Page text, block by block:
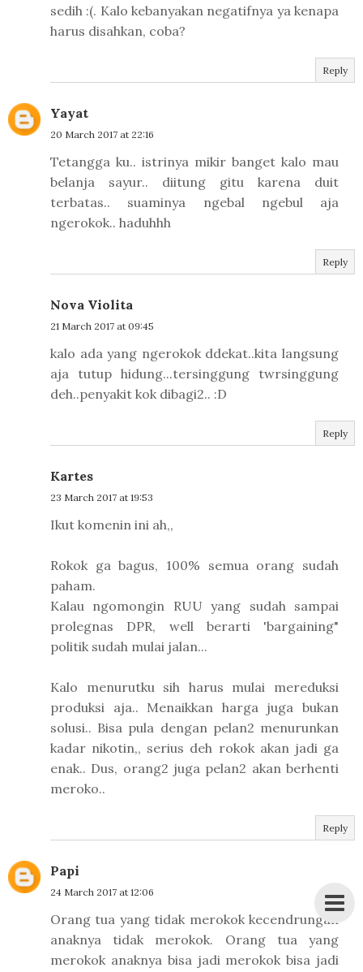
sedih :(. Kalo kebanyakan negatifnya ya kenapa
harus disahkan, coba?
Reply
Yayat
20 March 2017 at 22:16
Tetangga ku.. istrinya mikir banget kalo mau
belanja sayur.. diitung gitu karena duit
terbatas.. suaminya ngebal ngebul aja
ngerokok.. haduhhh
Reply
Nova Violita
21 March 2017 at 09:45
kalo ada yang ngerokok ddekat..kita langsung
aja tutup hidung...tersinggung twrsinggung
deh..penyakit kok dibagi2.. :D
Reply
Kartes
23 March 2017 at 19:53
Ikut komenin ini ah,,
Rokok ga bagus, 100% semua orang sudah
paham.
Kalau ngomongin RUU yang sudah sampai
prolegnas DPR, well berarti 'bargaining"
politik sudah mulai jalan...
Kalo menurutku sih harus mulai mereduksi
produksi aja.. Menaikkan harga juga bukan
solusi.. Bisa pula dengan pelan2 menurunkan
kadar nikotin,, serius deh rokok akan jadi ga
enak.. Dus, orang2 juga pelan2 akan berhenti
meroko..
Reply
Papi
24 March 2017 at 12:06
Orang tua yang tidak merokok kecendrungan
anaknya tidak merokok. Orang tua yang
merokok anaknya bisa jadi merokok bisa jadi